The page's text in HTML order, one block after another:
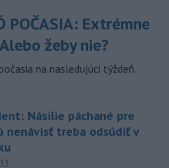
POČASIA: Extrémne
žeby nie?
na nasledujúci týždeň.
Násilie páchané pre
nenávisť treba odsúdiť v